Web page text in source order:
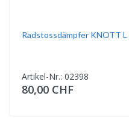
Radstossdämpfer KNOTT
Artikel-Nr.: 02398
80,00 CHF